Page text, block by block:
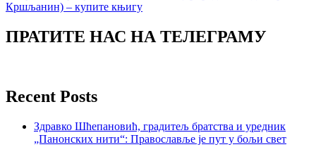
ПРАТИТЕ НАС НА ТЕЛЕГРАМУ
Recent Posts
Здравко Шћепановић, градитељ братства и уредник
„Панонских нити“: Православље је пут у бољи свет